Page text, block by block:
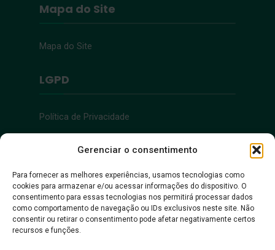
Gerenciar o consentimento
Para fornecer as melhores experiências, usamos tecnologias como
cookies para armazenar e/ou acessar informações do dispositivo. O
consentimento para essas tecnologias nos permitirá processar dados
como comportamento de navegação ou IDs exclusivos neste site. Não
consentir ou retirar o consentimento pode afetar negativamente certos
recursos e funções.
Mapa do Site
Mapa do Site
LGPD
Política de Privacidade
Acessibilidade
Acessibilidade